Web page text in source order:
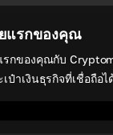
แรกของคุณ
กของคุณกับ
ป๋าเงินธุรกิจที่เชื่อถือไ